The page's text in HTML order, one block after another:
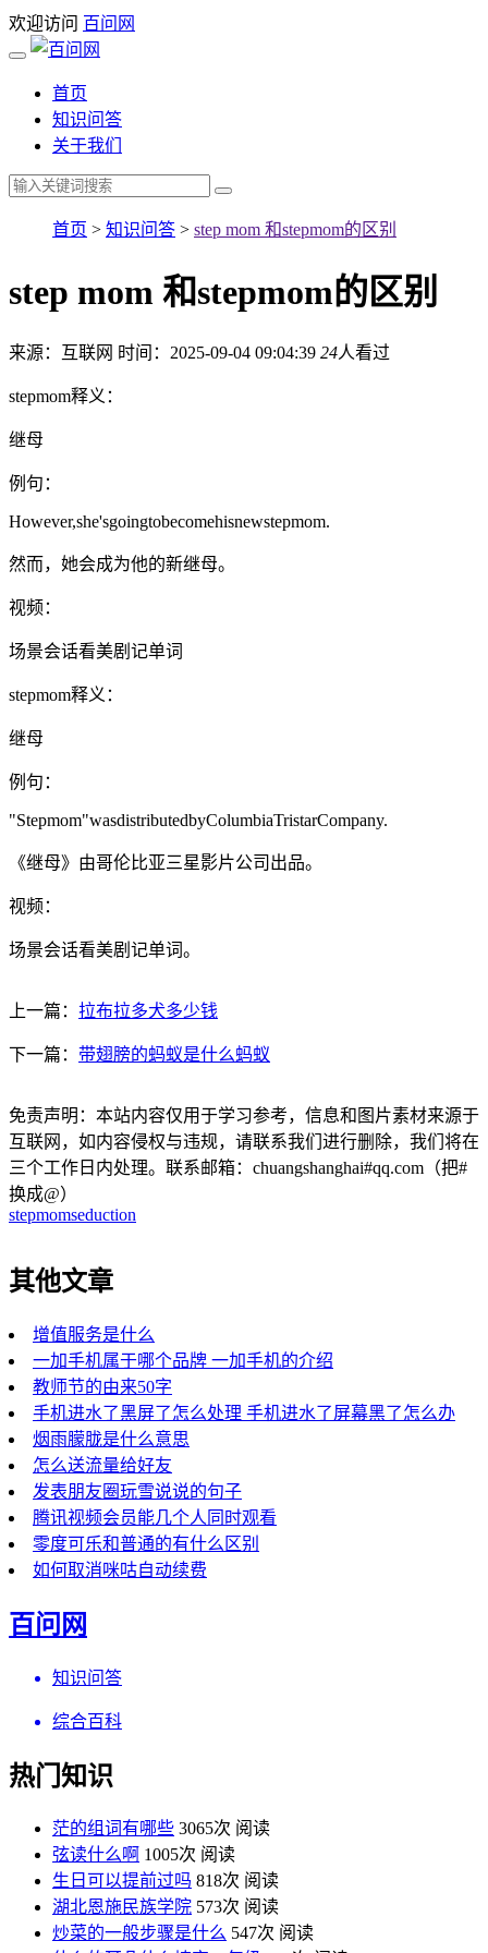
欢迎访问 百问网
首页
知识问答
关于我们
首页 > 知识问答 > step mom 和stepmom的区别
step mom 和stepmom的区别
来源：互联网 时间：2025-09-04 09:04:39 24人看过
stepmom释义：
继母
例句：
However,she'sgoingtobecomehisnewstepmom.
然而，她会成为他的新继母。
视频：
场景会话看美剧记单词
stepmom释义：
继母
例句：
"Stepmom"wasdistributedbyColumbiaTristarCompany.
《继母》由哥伦比亚三星影片公司出品。
视频：
场景会话看美剧记单词。
上一篇： 拉布拉多犬多少钱
下一篇： 带翅膀的蚂蚁是什么蚂蚁
免责声明：本站内容仅用于学习参考，信息和图片素材来源于
互联网，如内容侵权与违规，请联系我们进行删除，我们将在
三个工作日内处理。联系邮箱：chuangshanghai#qq.com（把#
换成@）
stepmomseduction
其他文章
增值服务是什么
一加手机属于哪个品牌 一加手机的介绍
教师节的由来50字
手机进水了黑屏了怎么处理 手机进水了屏幕黑了怎么办
烟雨朦胧是什么意思
怎么送流量给好友
发表朋友圈玩雪说说的句子
腾讯视频会员能几个人同时观看
零度可乐和普通的有什么区别
如何取消咪咕自动续费
百问网
知识问答
综合百科
热门知识
茫的组词有哪些 3065次 阅读
弦读什么啊 1005次 阅读
生日可以提前过吗 818次 阅读
湖北恩施民族学院 573次 阅读
炒菜的一般步骤是什么 547次 阅读